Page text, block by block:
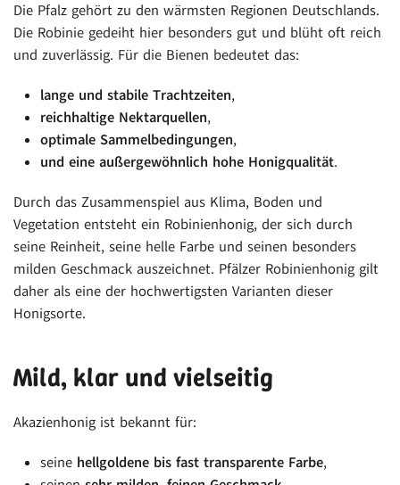
Die Pfalz gehört zu den wärmsten Regionen Deutschlands.
Die Robinie gedeiht hier besonders gut und blüht oft reich
und zuverlässig. Für die Bienen bedeutet das:
lange und stabile Trachtzeiten,
reichhaltige Nektarquellen,
optimale Sammelbedingungen,
und eine außergewöhnlich hohe Honigqualität.
Durch das Zusammenspiel aus Klima, Boden und
Vegetation entsteht ein Robinienhonig, der sich durch
seine Reinheit, seine helle Farbe und seinen besonders
milden Geschmack auszeichnet. Pfälzer Robinienhonig gilt
daher als eine der hochwertigsten Varianten dieser
Honigsorte.
Mild, klar und vielseitig
Akazienhonig ist bekannt für:
seine hellgoldene bis fast transparente Farbe,